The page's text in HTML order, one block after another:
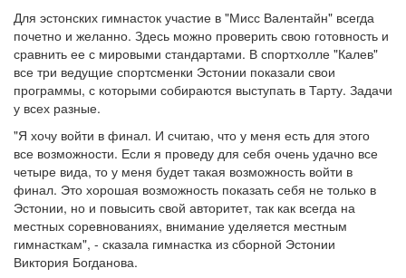
Для эстонских гимнасток участие в "Мисс Валентайн" всегда
почетно и желанно. Здесь можно проверить свою готовность и
сравнить ее с мировыми стандартами. В спортхолле "Калев"
все три ведущие спортсменки Эстонии показали свои
программы, с которыми собираются выступать в Тарту. Задачи
у всех разные.
"Я хочу войти в финал. И считаю, что у меня есть для этого
все возможности. Если я проведу для себя очень удачно все
четыре вида, то у меня будет такая возможность войти в
финал. Это хорошая возможность показать себя не только в
Эстонии, но и повысить свой авторитет, так как всегда на
местных соревнованиях, внимание уделяется местным
гимнасткам", - сказала гимнастка из сборной Эстонии
Виктория Богданова.